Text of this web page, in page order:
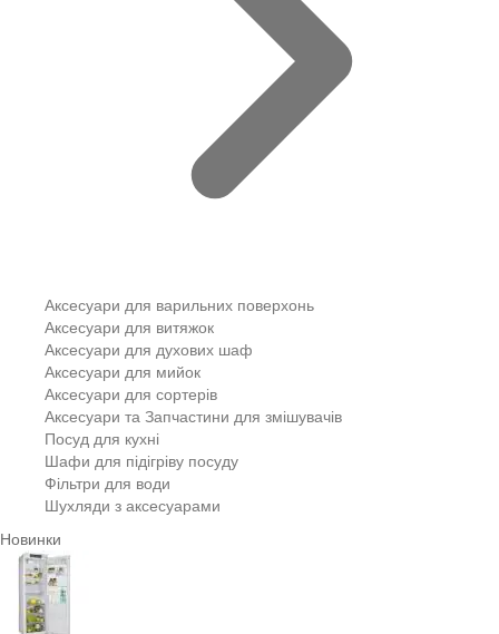
Аксесуари для варильних поверхонь
Аксесуари для витяжок
Аксесуари для духових шаф
Аксесуари для мийок
Аксесуари для сортерів
Аксесуари та Запчастини для змішувачів
Посуд для кухні
Шафи для підігріву посуду
Фільтри для води
Шухляди з аксесуарами
Новинки